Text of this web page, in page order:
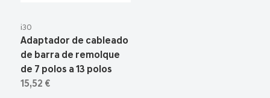
i30
Adaptador de cableado
de barra de remolque
de 7 polos a 13 polos
15,52 €